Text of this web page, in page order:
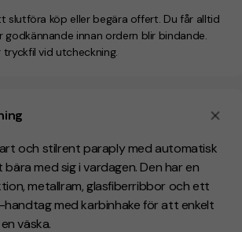
och stilrent paraply med automatisk
med sig i vardagen. Den har en
metallram, glasfiberribbor och ett
handtag med karbinhake för att enkelt
väska.
slutföra köp eller begära offert. Du får alltid
godkännande innan ordern blir bindande.
vid utcheckning.